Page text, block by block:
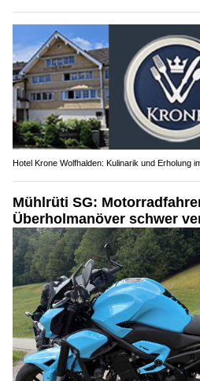
Hotel Krone Wolfhalden: Kulinarik und Erholung
Mühlrüti SG:
Überholmanöver schwer